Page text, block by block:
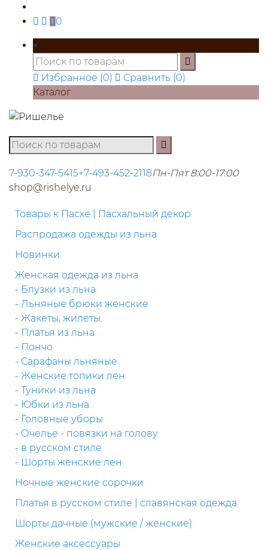
0
×
Избранное (0) Сравнить (0)
Каталог
7-930-347-5415+7-493-452-2118Пн-Пят 8:00-17:00
shop@rishelye.ru
Товары к Пасхе | Пасхальный декор
Распродажа одежды из льна
Новинки
Женская одежда из льна
- Блузки из льна
- Льняные брюки женские
- Жакеты, жилеты.
- Платья из льна
- Пончо
- Сарафаны льняные
- Женские топики лен
- Туники из льна
- Юбки из льна
- Головные уборы
- Очелье - повязки на голову
- в русском стиле
- Шорты женские лен
Ночные женские сорочки
Платья в русском стиле | славянская одежда
Шорты дачные (мужские / женские)
Женские аксессуары